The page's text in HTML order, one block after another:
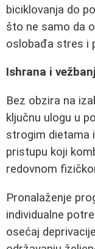
biciklovanja do
što ne samo da
oslobađa stres i
Ishrana i
Bez obzira na
ključnu ulogu u
strogim dietama
pristupu koji
redovnom
Pronalaženje
individualne
osećaj